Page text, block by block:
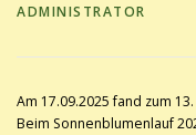
UNTERSTÜTZTE
TEILNEHMEN
ADMINISTRATOR
Am 17.09.2025 fand zum
Beim Sonnenblumenlauf